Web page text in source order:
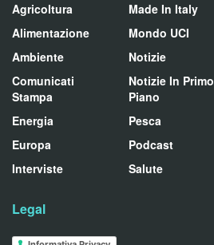
Agricoltura
Alimentazione
Ambiente
Comunicati
Stampa
Energia
Europa
Interviste
Made In Italy
Mondo UCI
Notizie
Notizie In Primo
Piano
Pesca
Podcast
Salute
Legal